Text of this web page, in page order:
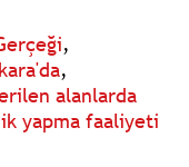
,
,
alanlarda
yapma faaliyeti